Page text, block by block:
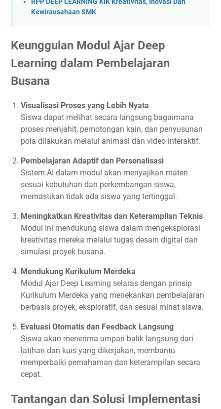
Kewirausahaan SMK
Keunggulan Modul Ajar Deep
Learning dalam Pembelajaran
Busana
Visualisasi Proses yang Lebih Nyata
Siswa dapat melihat secara langsung bagaimana
proses menjahit, pemotongan kain, dan penyusunan
pola dilakukan melalui animasi dan video interaktif.
Pembelajaran Adaptif dan Personalisasi
Sistem AI dalam modul akan menyajikan materi
sesuai kebutuhan dan perkembangan siswa,
memastikan tidak ada siswa yang tertinggal.
Meningkatkan Kreativitas dan Keterampilan Teknis
Modul ini mendukung siswa dalam mengeksplorasi
kreativitas mereka melalui tugas desain digital dan
simulasi proyek busana.
Mendukung Kurikulum Merdeka
Modul Ajar Deep Learning selaras dengan prinsip
Kurikulum Merdeka yang menekankan pembelajaran
berbasis proyek, eksploratif, dan sesuai minat siswa.
Evaluasi Otomatis dan Feedback Langsung
Siswa akan menerima umpan balik langsung dari
latihan dan kuis yang dikerjakan, membantu
memperbaiki pemahaman dan keterampilan secara
cepat.
Tantangan dan Solusi Implementasi